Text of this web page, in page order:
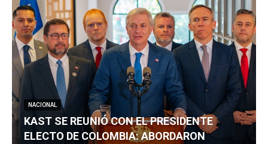
NACIONAL
KAST SE REUNIÓ CON EL PRESIDENTE
ELECTO DE COLOMBIA: ABORDARON